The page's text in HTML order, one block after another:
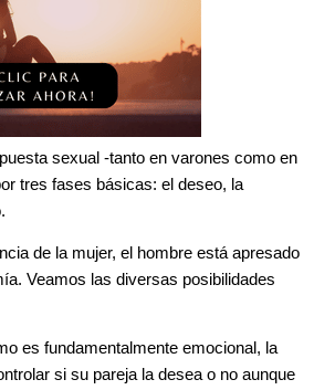
sexual -tanto en varones como en
tres fases básicas: el deseo, la
de la mujer, el hombre está apresado
Veamos las diversas posibilidades
es fundamentalmente emocional, la
si su pareja la desea o no aunque